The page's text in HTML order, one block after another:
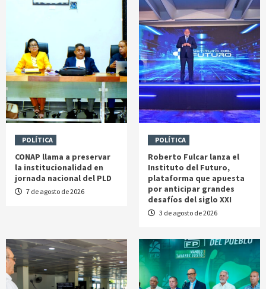
POLÍTICA
CONAP llama a preservar
la institucionalidad en
jornada nacional del PLD
7 de agosto de 2026
POLÍTICA
Roberto Fulcar lanza el
Instituto del Futuro,
plataforma que apuesta
por anticipar grandes
desafíos del siglo XXI
3 de agosto de 2026